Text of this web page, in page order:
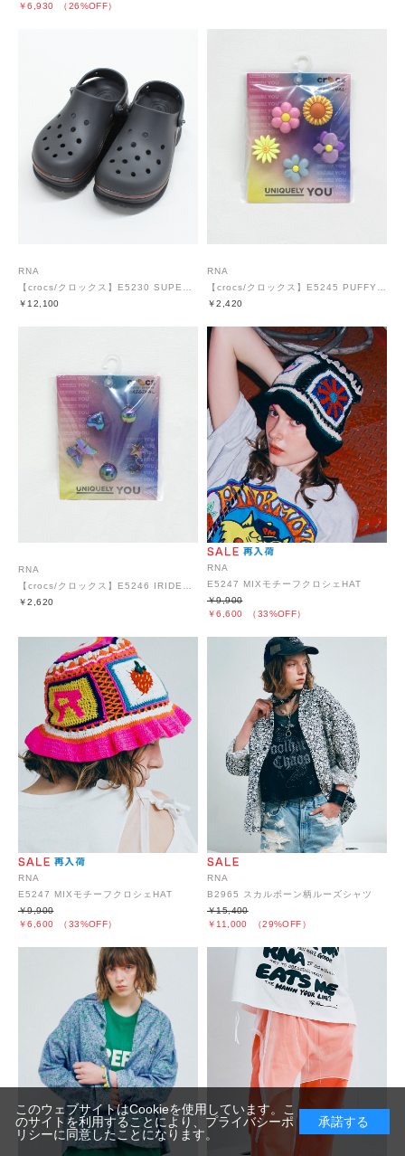
￥6,930 （26%OFF）
RNA
【crocs/クロックス】E5230 SUPER BAE CLOG
￥12,100
RNA
【crocs/クロックス】E5245 PUFFY FLOWERS 5PACK
￥2,420
RNA
￥2,620
RNA
E5247 MIXモチーフクロシェHAT
￥6,600 （33%OFF）
￥9,900
RNA
E5247 MIXモチーフクロシェHAT
￥6,600 （33%OFF）
￥9,900
RNA
B2965 スカルボーン柄ルーズシャツ
￥11,000 （29%OFF）
￥15,400
このウェブサイトはCookieを使用しています。こ
のサイトを利用することにより、 プライバシーポ
リシーに同意したことになります。
承諾する